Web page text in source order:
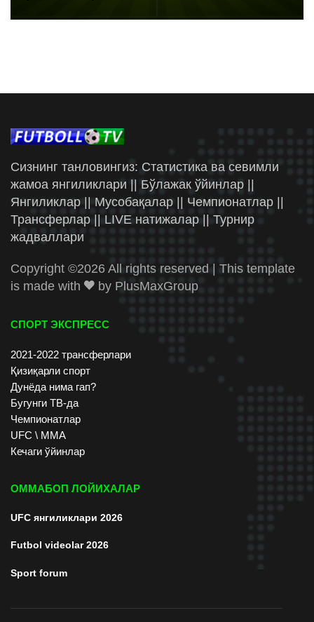
Сизнинг танловингиз: Статистика ва севимли
жамоа янгиликлари || Бўлажак ўйинлар ||
Янгиликлар || Мусобақалар || Чемпионатлар ||
Трансферлар || LIVE натижалар || Турнир
жадваллари
Copyright ©2026 All rights reserved | This template
is made with
by PlusMaxGroup
СПОРТ ЭКСПРЕСС
2021-2022 трансферлари
Қизиқарли спорт
Дунёда нима гап?
Бугунги ТВ-да
Чемпионатлар
UFC \ ММА
Кечаги ўйинлар
ОММАБОП ЛОЙИХАЛАР
UFC янгиликлари 2026
Futbol videolar 2026
Sport forum